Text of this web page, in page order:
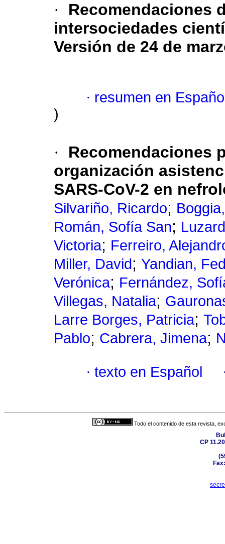
·
Recomendaciones
intersociedades
Versión de 24 de
· resumen en
)
·
Recomendaciones
organización
SARS-CoV-2 en
Silvariño, Ricardo;
Román, Sofía San;
Victoria; Ferreiro,
Miller, David ; Yandian,
Verónica; Fernández,
Villegas, Natalia;
Larre Borges, Patricia;
Pablo; Cabrera, Jimena;
· texto en Español
Todo el contenido de esta revista,
CP